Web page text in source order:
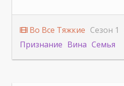
Во Все Тяжкие Сезон 1
Признание Вина Семья